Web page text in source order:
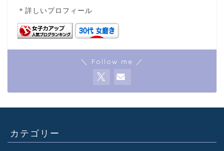
＊ 詳しいプロフィール
＼ Follow me ／
カテゴリー